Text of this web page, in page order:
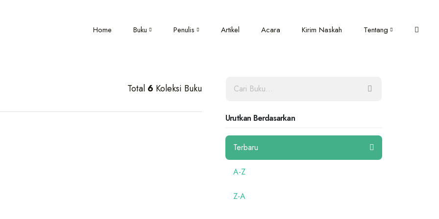
Home Buku Penulis Artikel Acara Kirim Naskah Tentang
Total 6 Koleksi Buku
Urutkan Berdasarkan
Terbaru
A-Z
Z-A